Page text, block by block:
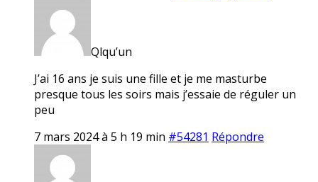
Qlqu’un
J’ai 16 ans je suis une fille et je me masturbe
presque tous les soirs mais j’essaie de réguler un
peu
7 mars 2024 à 5 h 19 min #54281 Répondre